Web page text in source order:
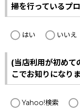
掃を行っているプ
はい いいえ
(当店利用が初めて
こでお知りになり
Yahoo!検索